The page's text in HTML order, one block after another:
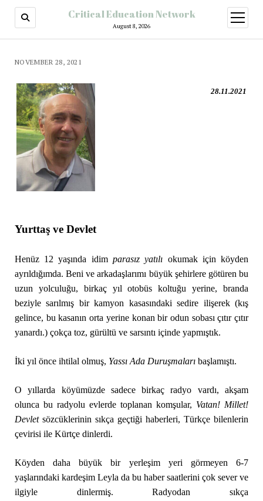
Critical Education Network
August 8, 2026
NOVEMBER 28, 2021
28.11.2021
Yurttaş ve Devlet
Henüz 12 yaşında idim parasız yatılı okumak için köyden
ayrıldığımda. Beni ve arkadaşlarımı büyük şehirlere götüren bu
uzun yolculuğu, birkaç yıl otobüs koltuğu yerine, branda
beziyle sarılmış bir kamyon kasasındaki sedire ilişerek (kış
gelince, bu kasanın orta yerine konan bir odun sobası çıtır çıtır
yanardı.) çokça toz, gürültü ve sarsıntı içinde yapmıştık.
İki yıl önce ihtilal olmuş, Yassı Ada Duruşmalarıbaşlamıştı.
O yıllarda köyümüzde sadece birkaç radyo vardı, akşam
olunca bu radyolu evlerde toplanan komşular, Vatan! Millet!
Devlet sözcüklerinin sıkça geçtiği haberleri, Türkçe bilenlerin
çevirisi ile Kürtçe dinlerdi.
Köyden daha büyük bir yerleşim yeri görmeyen 6-7
yaşlarındaki kardeşim Leyla da bu haber saatlerini çok sever ve
ilgiyle dinlermiş. Radyodan sıkça